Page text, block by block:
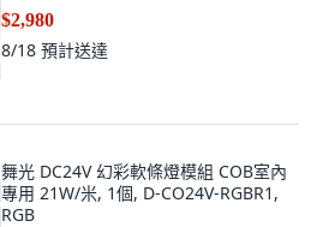
$2,980
8/18 預計送達
舞光 DC24V 幻彩軟條燈模組 COB室內
專用 21W/米, 1個, D-CO24V-RGBR1,
RGB